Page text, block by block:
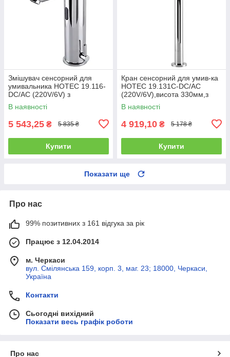
Змішувач сенсорний для
умивальника HOTEC 19.116-
DC/AC (220V/6V) з
трансформатором,латунний
Hot/Cold
В наявності
5 543,25 ₴ 5 835 ₴
Купити
Кран сенсорний для умив-ка
HOTEC 19.131C-DC/AC
(220V/6V),висота 330мм,з
трансформатором,латунь
Cold
В наявності
4 919,10 ₴ 5 178 ₴
Купити
Показати ще
Про нас
99% позитивних з 161 відгука за рік
Працює з 12.04.2014
м. Черкаси
вул. Смілянська 159, корп. 3, маг. 23; 18000, Черкаси,
Україна
Контакти
Сьогодні вихідний
Показати весь графік роботи
Про нас